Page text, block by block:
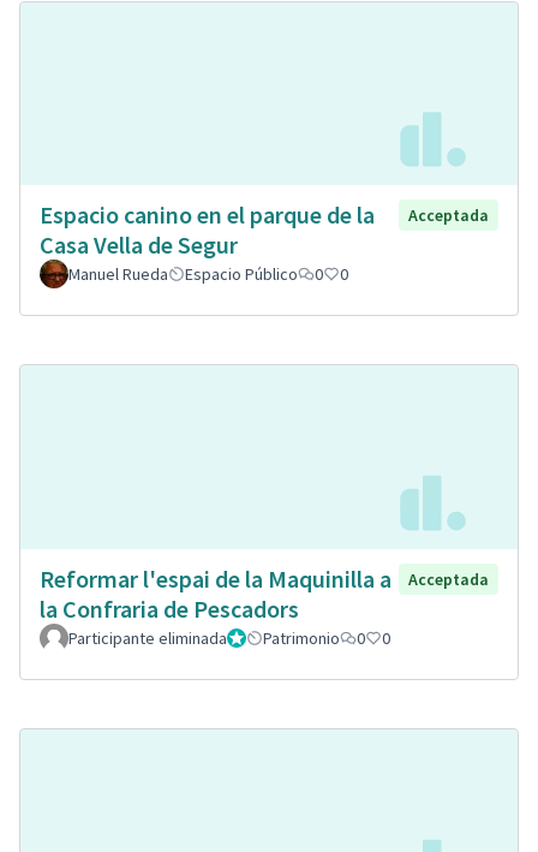
Espacio canino en el parque de la
Casa Vella de Segur
Acceptada
Manuel Rueda Espacio Público 0 0
Reformar l'espai de la Maquinilla a
la Confraria de Pescadors
Acceptada
Participante eliminadaAdministrador
Patrimonio 0 0